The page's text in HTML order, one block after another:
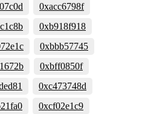
0xacc6798f
0xb918f918
0xbbb57745
0xbff0850f
0xc473748d
0xcf02e1c9